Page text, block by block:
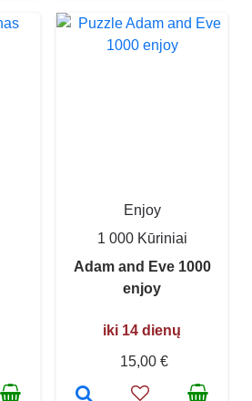
Enjoy
1 000 Kūriniai
Adam and Eve 1000
enjoy
iki 14 dienų
15,00 €